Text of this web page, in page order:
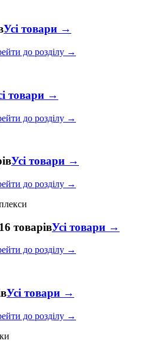
Усі товари →
до розділу →
товари →
до розділу →
Усі товари →
до розділу →
16 товарівУсі товари →
до розділу →
Усі товари →
до розділу →